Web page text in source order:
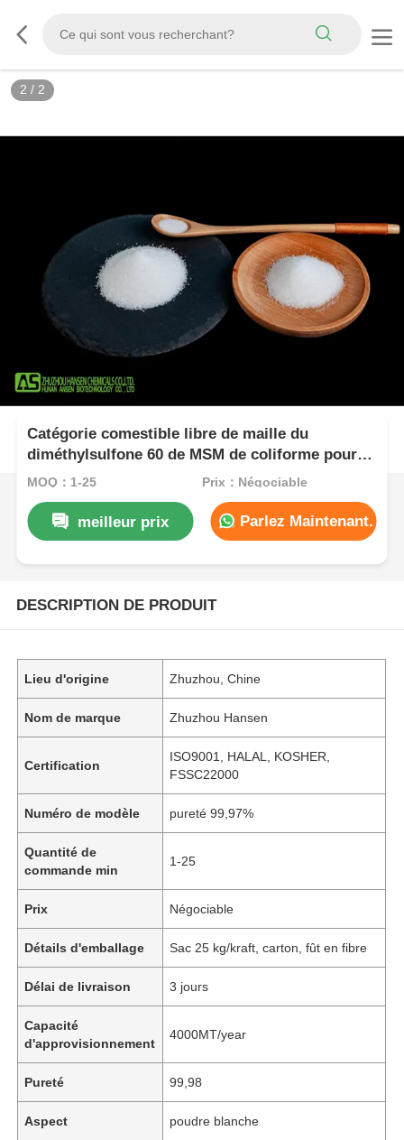
2 / 2
Catégorie comestible libre de maille du
diméthylsulfone 60 de MSM de coliforme pour la
santé commune de sportif
MOQ：1-25 Prix：Négociable
meilleur prix Parlez Maintenant.
DESCRIPTION DE PRODUIT
Lieu d'origine Zhuzhou, Chine
Nom de marque Zhuzhou Hansen
Certification
ISO9001, HALAL, KOSHER,
FSSC22000
Numéro de modèle pureté 99,97%
Quantité de
commande min
1-25
Prix Négociable
Détails d'emballage Sac 25 kg/kraft, carton, fût en fibre
Délai de livraison 3 jours
Capacité
d'approvisionnement
4000MT/year
Pureté 99,98
Aspect poudre blanche